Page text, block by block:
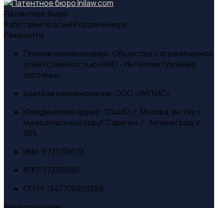
Патентное бюро
Работаем по всей России и миру
Реквизиты
Полное наименование: Общество с ограниченной
ответственностью «ИИП - Интеллектуальные
системы»
Краткое наименование: ООО «ИИП ИС»
Юридический адрес: 124482, г. Москва, вн.тер.г.
муниципальный округ Савелки, г. Зеленоград, к.
305
ИНН: 9731135673
КПП: 773501001
ОГРН: 1247700403389